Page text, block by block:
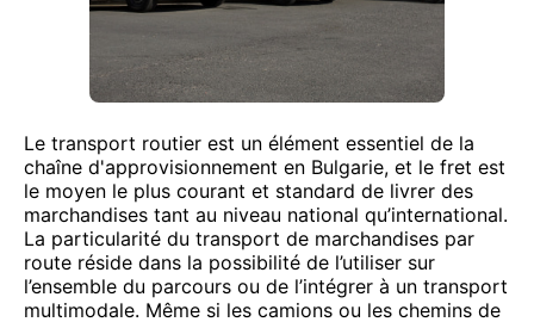
Le transport routier est un élément essentiel de la
chaîne d'approvisionnement en Bulgarie, et le fret est
le moyen le plus courant et standard de livrer des
marchandises tant au niveau national qu’international.
La particularité du transport de marchandises par
route réside dans la possibilité de l’utiliser sur
l’ensemble du parcours ou de l’intégrer à un transport
multimodale. Même si les camions ou les chemins de